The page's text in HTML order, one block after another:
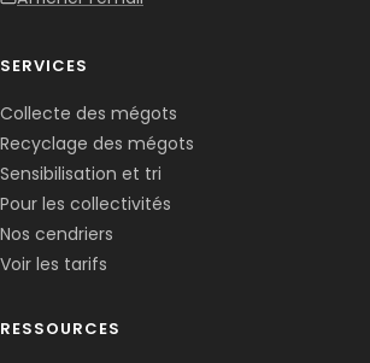
SERVICES
Collecte des mégots
Recyclage des mégots
Sensibilisation et tri
Pour les collectivités
Nos cendriers
Voir les tarifs
RESSOURCES